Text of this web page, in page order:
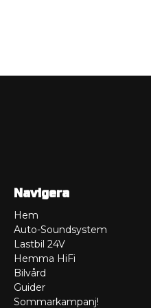
Navigera
Hem
Auto-Soundsystem
Lastbil 24V
Hemma HiFi
Bilvård
Guider
Sommarkampanj!